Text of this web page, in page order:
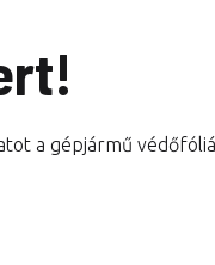
a gépjármű